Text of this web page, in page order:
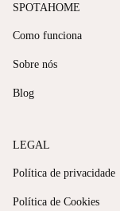
SPOTAHOME
Como funciona
Sobre nós
Blog
LEGAL
Política de privacidade
Política de Cookies